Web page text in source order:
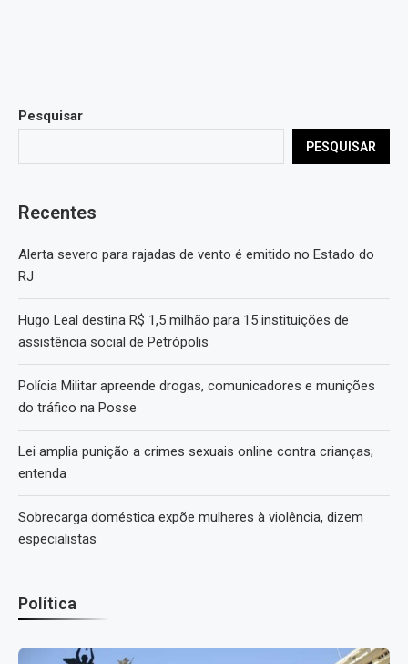
Pesquisar
PESQUISAR
Recentes
Alerta severo para rajadas de vento é emitido no Estado do
RJ
Hugo Leal destina R$ 1,5 milhão para 15 instituições de
assistência social de Petrópolis
Polícia Militar apreende drogas, comunicadores e munições
do tráfico na Posse
Lei amplia punição a crimes sexuais online contra crianças;
entenda
Sobrecarga doméstica expõe mulheres à violência, dizem
especialistas
Política